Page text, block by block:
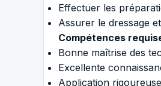
Effectuer les
Assurer le dressage
Compétences
Bonne maîtrise des
Excellente
Application